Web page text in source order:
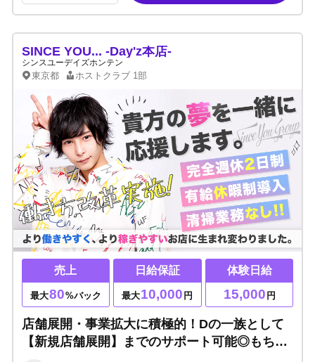
SINCE YOU... -Day'z本店-
シンスユーデイズホンテン
東京都 ホストクラブ 1部
売上
最大80%バック
日給保証
最大10,000 円
体験日給
15,000 円
店舗展開・事業拡大に積極的！Dの一族として
【新規店舗展開】までのサポート可能◎もちろ